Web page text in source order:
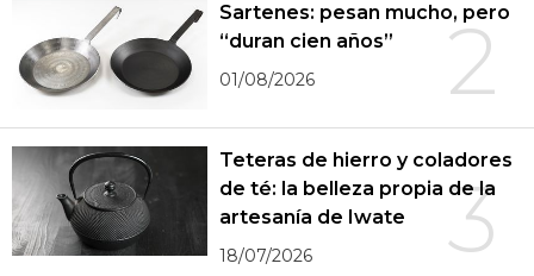
2
Sartenes: pesan mucho, pero
“duran cien años”
01/08/2026
3
Teteras de hierro y coladores
de té: la belleza propia de la
artesanía de Iwate
18/07/2026